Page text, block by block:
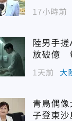
空餘屋
17小時前
陸男手
放破億
1天前 大
青鳥偶像
子登東沙